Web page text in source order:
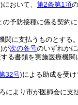
において、 第2条第1項
の予防接種に係る契約
に支払うものとする。
が次の各号のいずれか
る書類を実施医療機関
32号)による助成を受
により市が医師会に支